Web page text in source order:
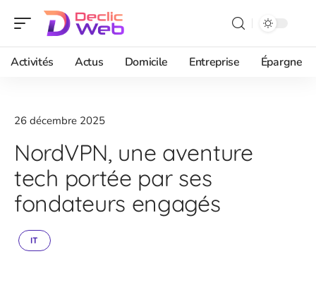
Activités Actus Domicile Entreprise Épargne
26 décembre 2025
NordVPN, une aventure
tech portée par ses
fondateurs engagés
IT